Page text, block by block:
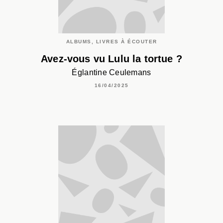
ALBUMS, LIVRES À ÉCOUTER
Avez-vous vu Lulu la tortue ?
Églantine Ceulemans
16/04/2025